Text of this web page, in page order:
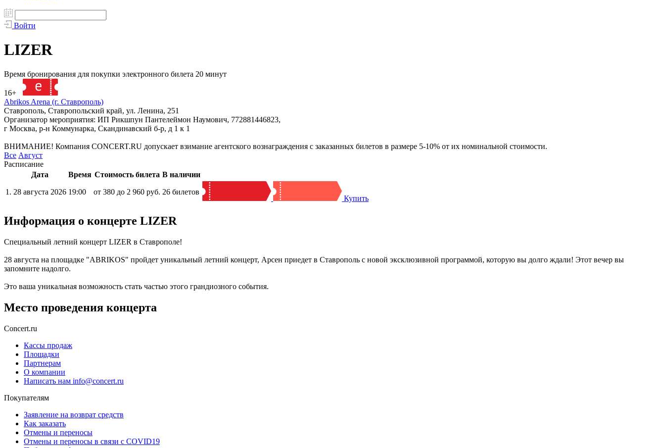
Войти
LIZER
Время бронирования для покупки электронного билета 20 минут
16+
Abrikos Arena (г. Ставрополь)
Ставрополь, Ставропольский край, ул. Ленина, 251
Организатор мероприятия: ИП Рикшпун Пантелеймон Наумович, 772881446823,
г Москва, р-н Коммунарка, Скандинавский б-р, д 1 к 1
ВНИМАНИЕ! Компания CONCERT.RU допускает взимание агентского вознаграждения с заказанных билетов в размере 5-10% от их номинальной стоимости.
Все Август
Расписание
Дата
Время Стоимость билета В наличии
1. 28 августа 2026 19:00 от 380 до 2 960 руб. 26 билетов
Купить
Информация о концерте LIZER
Специальный летний концерт LIZER в Ставрополе!
28 августа на площадке "ABRIKOS" пройдет уникальный летний концерт, Арсен приедет в Ставрополь с новой эксклюзивной программой, которую вы долго ждали! Этот вечер вы
запомните надолго.
Это ваша уникальная возможность стать частью этого грандиозного события.
Место проведения концерта
Concert.ru
Кассы продаж
Площадки
Партнерам
О компании
Написать нам info@concert.ru
Покупателям
Заявление на возврат средств
Как заказать
Отмены и переносы
Отмены и переносы в связи с COVID19